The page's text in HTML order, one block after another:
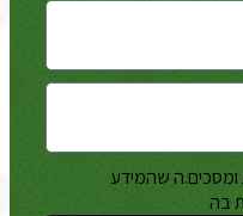
ומסכים.ה שהמידע
בה